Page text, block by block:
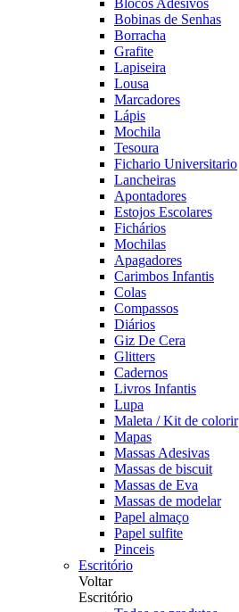
Blocos Adesivos
Bobinas de Senhas
Borracha
Grafite
Lapiseira
Lousa
Marcadores
Lápis
Mochila
Tesoura
Fichario Universitario
Lancheiras
Apontadores
Estojos Escolares
Fichários
Mochilas
Apagadores
Carimbos Infantis
Colas
Compassos
Diários
Giz De Cera
Glitters
Cadernos
Livros Infantis
Lupa
Maleta / Kit de colorir
Mapas
Massas Adesivas
Massas de biscuit
Massas de Eva
Massas de modelar
Papel almaço
Papel sulfite
Pinceis
Escritório
Voltar
Escritório